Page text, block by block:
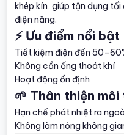
khép kín, giúp tận dụng
điện năng.
⚡ Ưu điểm nổi bật
Tiết kiệm điện đến
Không cần ống thoát khí
Hoạt động ổn định
🌱 Thân thiện
Hạn chế phát nhiệt ra
Không làm nóng không